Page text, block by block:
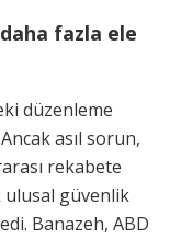
fazla ele
düzenleme
asıl sorun,
rekabete
ulusal güvenlik
Banazeh, ABD